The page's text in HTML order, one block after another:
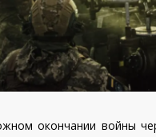
окончании войны